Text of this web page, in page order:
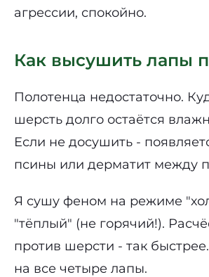
агрессии, спокойно.
Как высушить лапы
Полотенца недостаточно.
шерсть долго остаётся
Если не досушить -
псины или дерматит между
Я сушу феном на режиме
"тёплый" (не горячий!).
против шерсти - так
на все четыре лапы.